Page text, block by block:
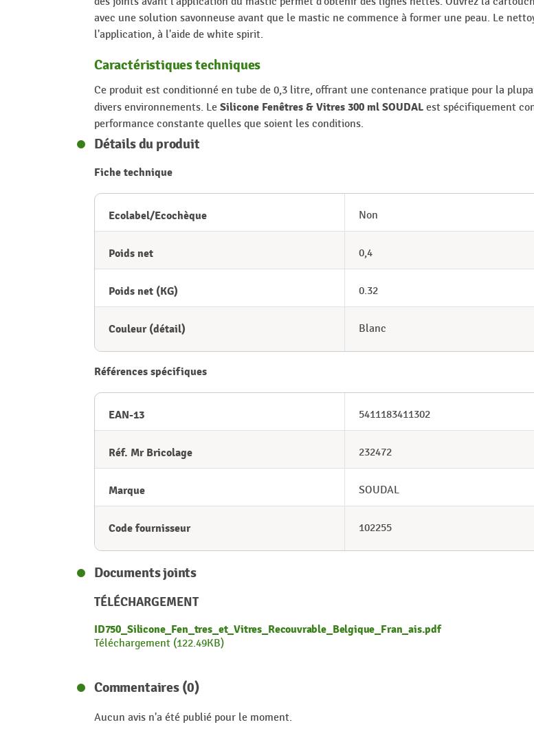
avec une solution savonneuse avant que le mastic ne commence à former une peau. Le
l'application, à l'aide de white spirit.
Caractéristiques techniques
Ce produit est conditionné en tube de 0,3 litre, offrant une contenance pratique pour la
divers environnements. Le Silicone Fenêtres & Vitres 300 ml SOUDAL est spécifiquement
performance constante quelles que soient les conditions.
Détails du produit
Fiche technique
Ecolabel/Ecochèque Non
Poids net 0,4
Poids net (KG) 0.32
Couleur (détail) Blanc
Références spécifiques
EAN-13 5411183411302
Réf. Mr Bricolage 232472
Marque SOUDAL
Code fournisseur 102255
Documents joints
TÉLÉCHARGEMENT
ID750_Silicone_Fen_tres_et_Vitres_Recouvrable_Belgique_Fran_ais.pdf
Téléchargement (122.49KB)
Commentaires (0)
Aucun avis n'a été publié pour le moment.